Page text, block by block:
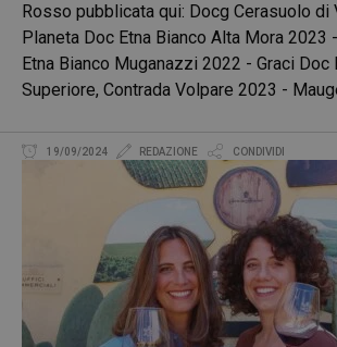
Rosso pubblicata qui: Docg Cerasuolo di
Planeta Doc Etna Bianco Alta Mora 2023
Etna Bianco Muganazzi 2022 - Graci Doc
Superiore, Contrada Volpare 2023 -
19/09/2024 REDAZIONE CONDIVIDI